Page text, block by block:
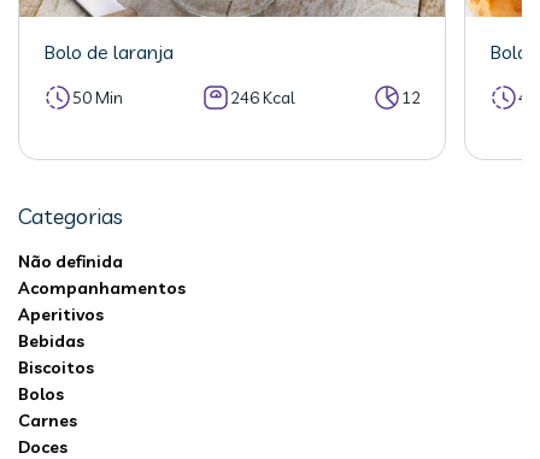
Bolo de laranja
50 Min 246 Kcal 12
Bolo
Categorias
Não definida
Acompanhamentos
Aperitivos
Bebidas
Biscoitos
Bolos
Carnes
Doces